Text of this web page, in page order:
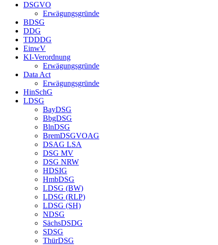
DSGVO
Erwägungsgründe
BDSG
DDG
TDDDG
EinwV
KI-Verordnung
Erwägungsgründe
Data Act
Erwägungsgründe
HinSchG
LDSG
BayDSG
BbgDSG
BlnDSG
BremDSGVOAG
DSAG LSA
DSG MV
DSG NRW
HDSIG
HmbDSG
LDSG (BW)
LDSG (RLP)
LDSG (SH)
NDSG
SächsDSDG
SDSG
ThürDSG